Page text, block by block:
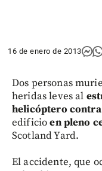
16 de enero de 2013
Dos personas
heridas leves al
helicóptero
edificioen pleno
Scotland Yard.
El accidente, que